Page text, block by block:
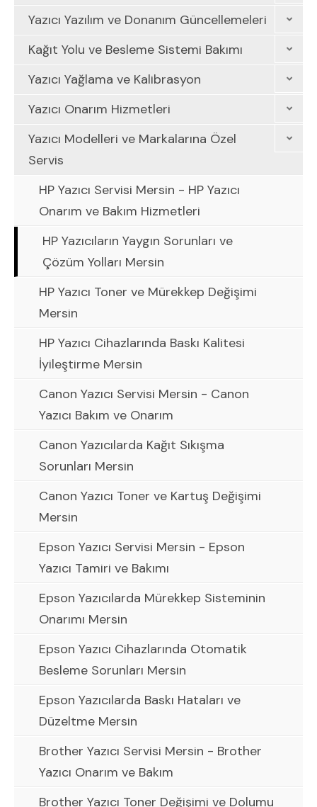
Yazıcı Yazılım ve Donanım Güncellemeleri
Kağıt Yolu ve Besleme Sistemi Bakımı
Yazıcı Yağlama ve Kalibrasyon
Yazıcı Onarım Hizmetleri
Yazıcı Modelleri ve Markalarına Özel
Servis
HP Yazıcı Servisi Mersin - HP Yazıcı
Onarım ve Bakım Hizmetleri
HP Yazıcıların Yaygın Sorunları ve
Çözüm Yolları Mersin
HP Yazıcı Toner ve Mürekkep Değişimi
Mersin
HP Yazıcı Cihazlarında Baskı Kalitesi
İyileştirme Mersin
Canon Yazıcı Servisi Mersin - Canon
Yazıcı Bakım ve Onarım
Canon Yazıcılarda Kağıt Sıkışma
Sorunları Mersin
Canon Yazıcı Toner ve Kartuş Değişimi
Mersin
Epson Yazıcı Servisi Mersin - Epson
Yazıcı Tamiri ve Bakımı
Epson Yazıcılarda Mürekkep Sisteminin
Onarımı Mersin
Epson Yazıcı Cihazlarında Otomatik
Besleme Sorunları Mersin
Epson Yazıcılarda Baskı Hataları ve
Düzeltme Mersin
Brother Yazıcı Servisi Mersin - Brother
Yazıcı Onarım ve Bakım
Brother Yazıcı Toner Değişimi ve Dolumu